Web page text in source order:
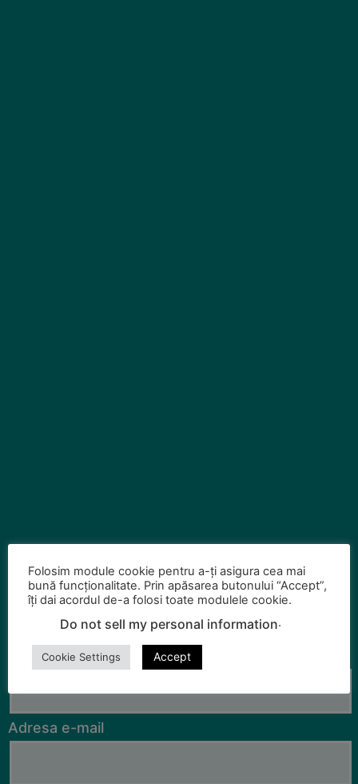
Nume
Adresa e-mail
Folosim module cookie pentru a-ți asigura cea mai
bună funcționalitate. Prin apăsarea butonului “Accept”,
îți dai acordul de-a folosi toate modulele cookie.
Do not sell my personal information.
Cookie Settings Accept